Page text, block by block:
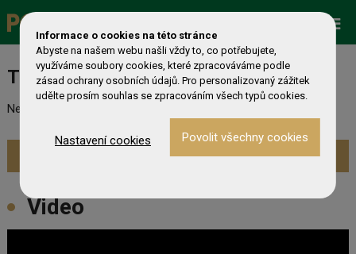
Turnaj nebyl nalezen
Nebyl nalezen odpovídající turnaj. Prevděpodobně již skončil.
Zobrazit aktuální turnaje »
Video
Informace o cookies na této stránce
Abyste na našem webu našli vždy to, co potřebujete,
využíváme soubory cookies, které zpracováváme podle
zásad ochrany osobních údajů. Pro personalizovaný zážitek
udělte prosím souhlas se zpracováním všech typů cookies.
Nastavení cookies